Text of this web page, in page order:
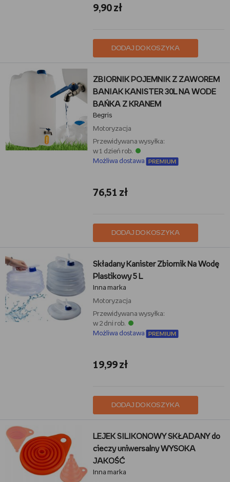
9,90 zł
DODAJ DO KOSZYKA
ZBIORNIK POJEMNIK Z ZAWOREM
BANIAK KANISTER 30L NA WODE
BAŃKA Z KRANEM
Begris
Motoryzacja
Przewidywana wysyłka:
w 1 dzień rob.
Możliwa dostawa
76,51 zł
DODAJ DO KOSZYKA
Składany Kanister Zbiornik Na Wodę
Plastikowy 5 L
Inna marka
Motoryzacja
Przewidywana wysyłka:
w 2 dni rob.
Możliwa dostawa
19,99 zł
DODAJ DO KOSZYKA
LEJEK SILIKONOWY SKŁADANY do
cieczy uniwersalny WYSOKA
JAKOŚĆ
Inna marka